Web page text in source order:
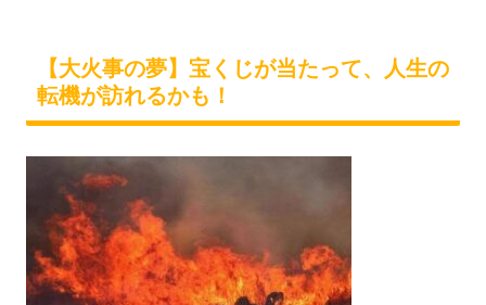
【大火事の夢】宝くじが当たって、人生の
転機が訪れるかも！